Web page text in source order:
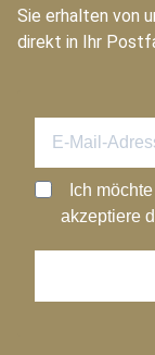
Sie erhalten von
direkt in Ihr
Ich
akzeptiere